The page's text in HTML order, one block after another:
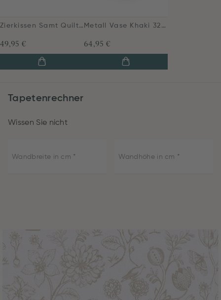
Zierkissen Samt Quilty Dreams Khaki
49,95 €
Metall Vase Khaki 32cm
64,95 €
Tapetenrechner
Wissen Sie nicht
Wandbreite in cm Wandhöhe in cm